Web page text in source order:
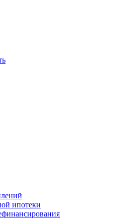
ипотеки